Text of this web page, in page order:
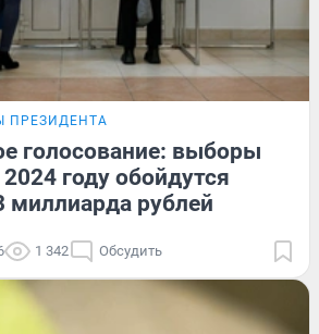
ПРЕЗИДЕНТА
голосование: выборы
году обойдутся
рублей
1 342 Обсудить